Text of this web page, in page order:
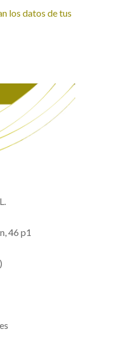
los datos de tus
46 p1